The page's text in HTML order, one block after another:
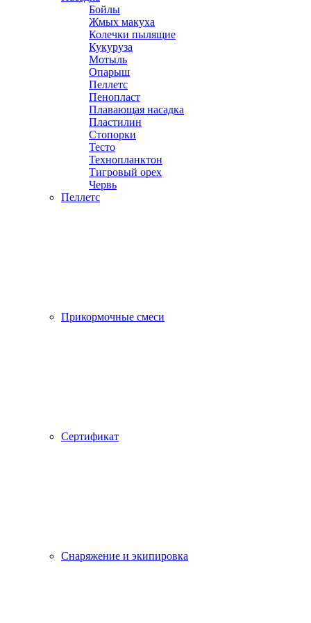
Бойлы
Жмых макуха
Колечки пылящие
Кукуруза
Мотыль
Опарыш
Пеллетс
Пенопласт
Плавающая насадка
Пластилин
Стопорки
Тесто
Технопланктон
Тигровый орех
Червь
Пеллетс
Прикормочные смеси
Сертификат
Снаряжение и экипировка